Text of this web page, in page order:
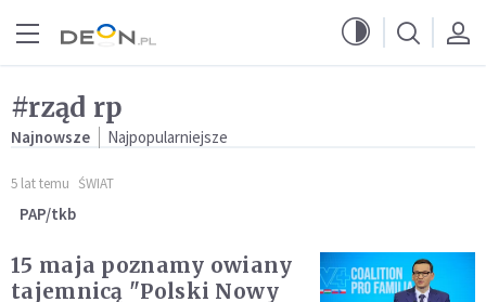
#rząd rp
Najnowsze Najpopularniejsze
5 lat temu ŚWIAT
PAP/tkb
15 maja poznamy owiany
tajemnicą "Polski Nowy